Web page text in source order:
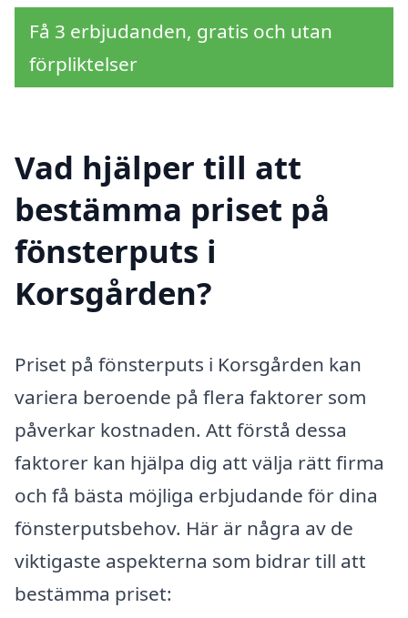
Få 3 erbjudanden, gratis och utan
förpliktelser
Vad hjälper till att
bestämma priset på
fönsterputs i
Korsgården?
Priset på fönsterputs i Korsgården kan
variera beroende på flera faktorer som
påverkar kostnaden. Att förstå dessa
faktorer kan hjälpa dig att välja rätt firma
och få bästa möjliga erbjudande för dina
fönsterputsbehov. Här är några av de
viktigaste aspekterna som bidrar till att
bestämma priset: